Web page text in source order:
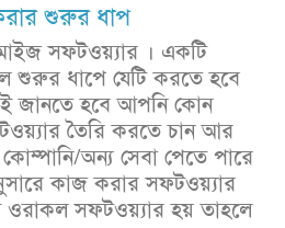
শুরুর ধাপ
সফটওয়্যার । একটি
শুরুর ধাপে যেটি করতে হবে
জানতে হবে আপনি কোন
তৈরি করতে চান আর
অন্য সেবা পেতে পারে
কাজ করার সফটওয়্যার
ওরাকল সফটওয়্যার হয় তাহলে